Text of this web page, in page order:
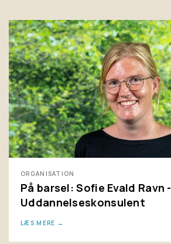
ORGANISATION
På barsel: Sofie Evald Ravn -
Uddannelseskonsulent
LÆS MERE